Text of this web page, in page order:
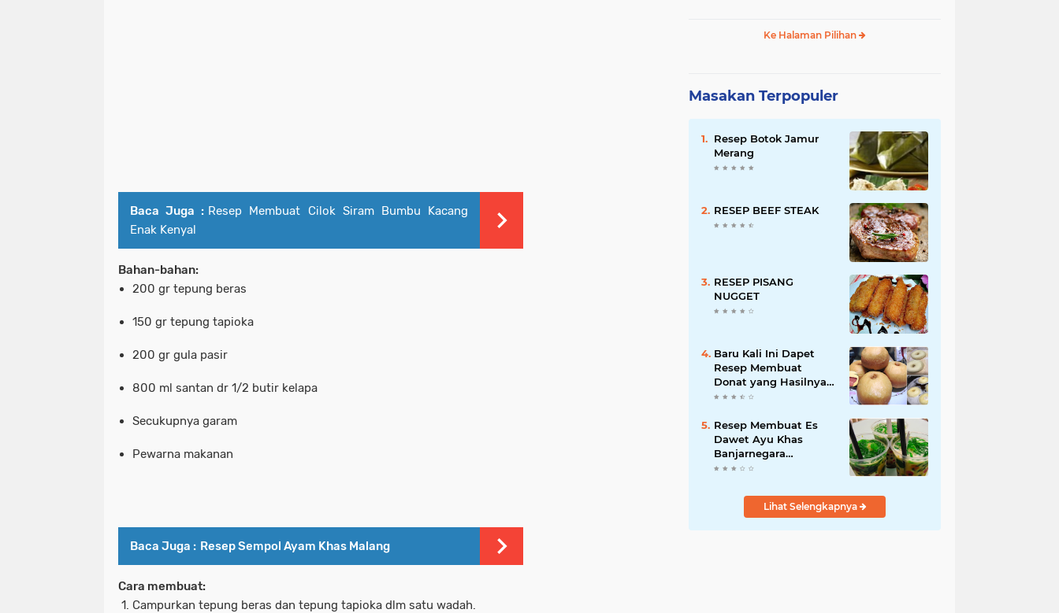
Baca Juga : Resep Membuat Cilok Siram Bumbu Kacang
Enak Kenyal
Bahan-bahan:
200 gr tepung beras
150 gr tepung tapioka
200 gr gula pasir
800 ml santan dr 1/2 butir kelapa
Secukupnya garam
Pewarna makanan
Baca Juga : Resep Sempol Ayam Khas Malang
Cara membuat:
Campurkan tepung beras dan tepung tapioka dlm satu wadah.
Ke Halaman Pilihan
Masakan Terpopuler
Resep Botok Jamur
Merang
RESEP BEEF STEAK
RESEP PISANG
NUGGET
Baru Kali Ini Dapet
Resep Membuat
Donat yang Hasilnya
Menul Banget, Empuk
Resep Membuat Es
Dawet Ayu Khas
Banjarnegara
Minuman Segar Untuk
Lihat Selengkapnya